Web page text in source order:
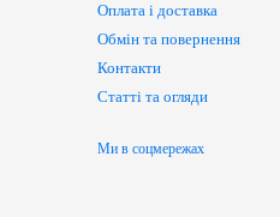
Оплата і доставка
Обмін та повернення
Контакти
Статті та огляди
Ми в соцмережах